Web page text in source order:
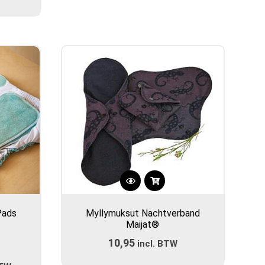
Dit
heeft
meerdere
variaties.
Myllymuksut Nachtverband
Maijat®
10,95 incl. BTW